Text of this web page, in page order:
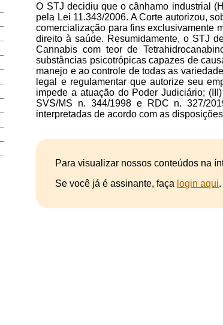
O STJ decidiu que o cânhamo industrial
pela Lei 11.343/2006. A Corte autorizou,
comercialização para fins exclusivamente
direito à saúde. Resumidamente, o STJ
Cannabis com teor de
substâncias psicotrópicas capazes de
manejo e ao controle de todas as
legal e regulamentar que autorize seu
impede a atuação do Poder Judiciário;
SVS/MS n. 344/1998 e RDC n. 327/
interpretadas de acordo com as
Para visualizar nossos conteúdos na
Se você já é assinante, faça login aqui.